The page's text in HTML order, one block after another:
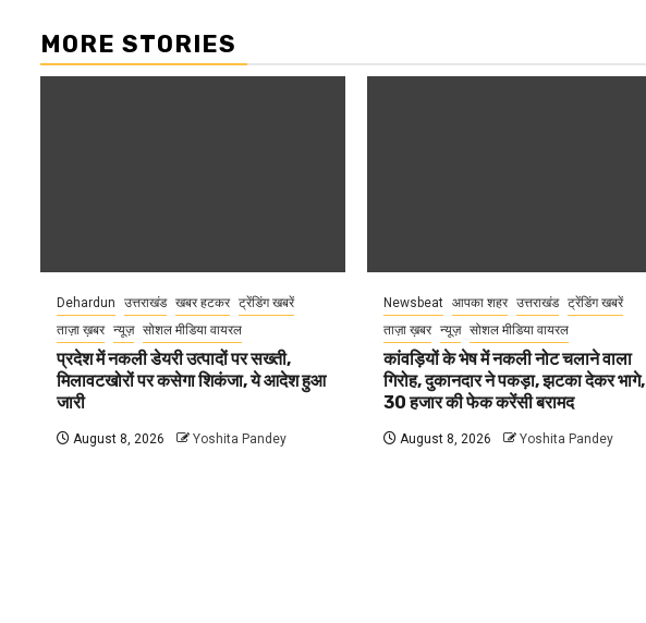
MORE STORIES
Dehardun उत्तराखंड खबर हटकर ट्रेंडिंग खबरें
ताज़ा ख़बर न्यूज़ सोशल मीडिया वायरल
प्रदेश में नकली डेयरी उत्पादों पर सख्ती,
मिलावटखोरों पर कसेगा शिकंजा, ये आदेश हुआ
जारी
August 8, 2026 Yoshita Pandey
Newsbeat आपका शहर उत्तराखंड ट्रेंडिंग खबरें
ताज़ा ख़बर न्यूज़ सोशल मीडिया वायरल
कांवड़ियों के भेष में नकली नोट चलाने वाला
गिरोह, दुकानदार ने पकड़ा, झटका देकर भागे,
30 हजार की फेक करेंसी बरामद
August 8, 2026 Yoshita Pandey